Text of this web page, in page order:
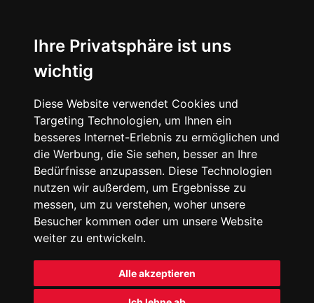
Ihre Privatsphäre ist uns
wichtig
Diese Website verwendet Cookies und
Targeting Technologien, um Ihnen ein
besseres Internet-Erlebnis zu ermöglichen und
die Werbung, die Sie sehen, besser an Ihre
Bedürfnisse anzupassen. Diese Technologien
nutzen wir außerdem, um Ergebnisse zu
messen, um zu verstehen, woher unsere
Besucher kommen oder um unsere Website
weiter zu entwickeln.
Alle akzeptieren